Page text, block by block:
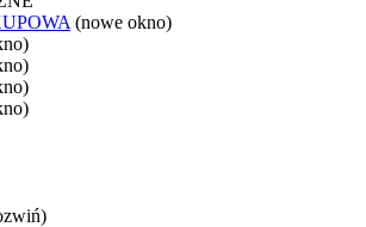
(nowe okno)